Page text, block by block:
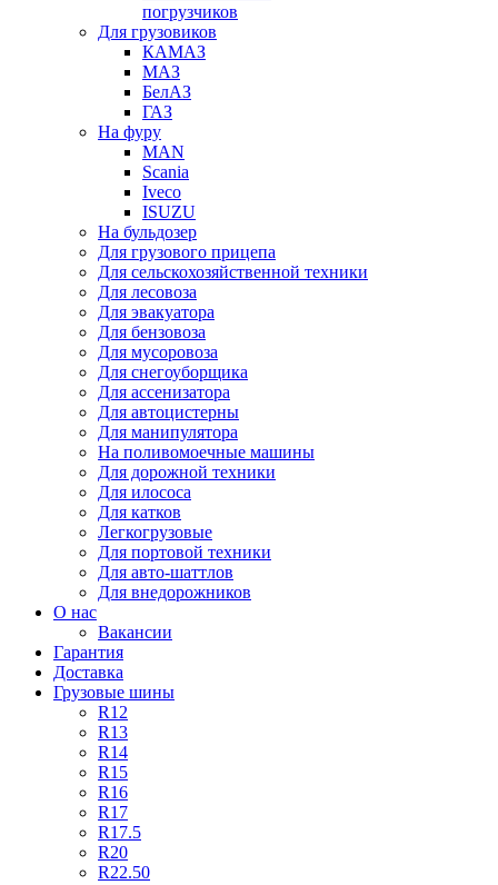
погрузчиков
Для грузовиков
КАМАЗ
МАЗ
БелАЗ
ГАЗ
На фуру
MAN
Scania
Iveco
ISUZU
На бульдозер
Для грузового прицепа
Для сельскохозяйственной техники
Для лесовоза
Для эвакуатора
Для бензовоза
Для мусоровоза
Для снегоуборщика
Для ассенизатора
Для автоцистерны
Для манипулятора
На поливомоечные машины
Для дорожной техники
Для илососа
Для катков
Легкогрузовые
Для портовой техники
Для авто-шаттлов
Для внедорожников
О нас
Вакансии
Гарантия
Доставка
Грузовые шины
R12
R13
R14
R15
R16
R17
R17.5
R20
R22.50